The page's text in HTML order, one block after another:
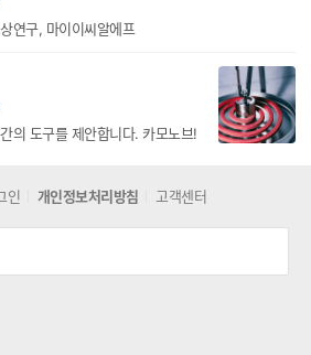
연구, 마이이씨알에프
의 도구를 제안합니다. 카모노브!
인 개인정보처리방침 고객센터